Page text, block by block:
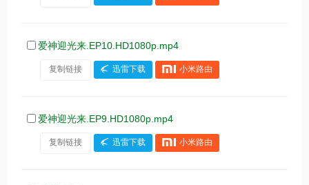
爱神迎光来.EP10.HD1080p.mp4
复制链接 迅雷下载 小米路由
爱神迎光来.EP9.HD1080p.mp4
复制链接 迅雷下载 小米路由